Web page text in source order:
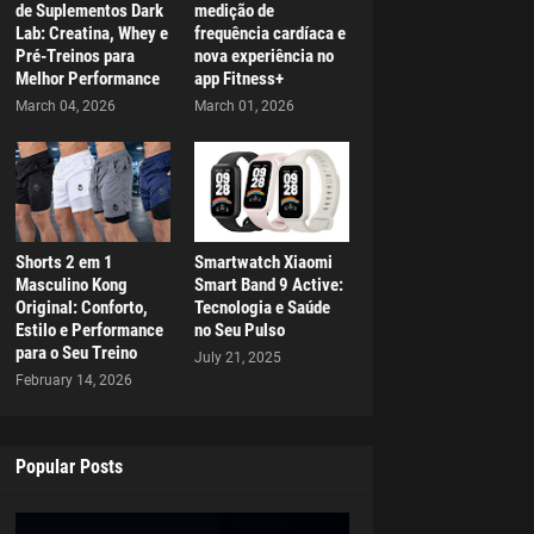
de Suplementos Dark
Lab: Creatina, Whey e
Pré-Treinos para
Melhor Performance
March 04, 2026
medição de
frequência cardíaca e
nova experiência no
app Fitness+
March 01, 2026
Shorts 2 em 1
Masculino Kong
Original: Conforto,
Estilo e Performance
para o Seu Treino
February 14, 2026
Smartwatch Xiaomi
Smart Band 9 Active:
Tecnologia e Saúde
no Seu Pulso
July 21, 2025
Popular Posts